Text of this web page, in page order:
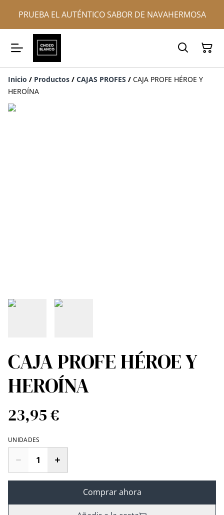
PRUEBA EL AUTÉNTICO SABOR DE NAVAHERMOSA
Inicio / Productos / CAJAS PROFES / CAJA PROFE HÉROE Y
HEROÍNA
CAJA PROFE HÉROE Y
HEROÍNA
23,95 €
UNIDADES
Comprar ahora